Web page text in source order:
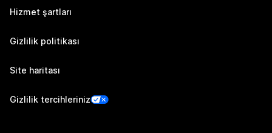
Hizmet şartları
Gizlilik politikası
Site haritası
Gizlilik tercihleriniz